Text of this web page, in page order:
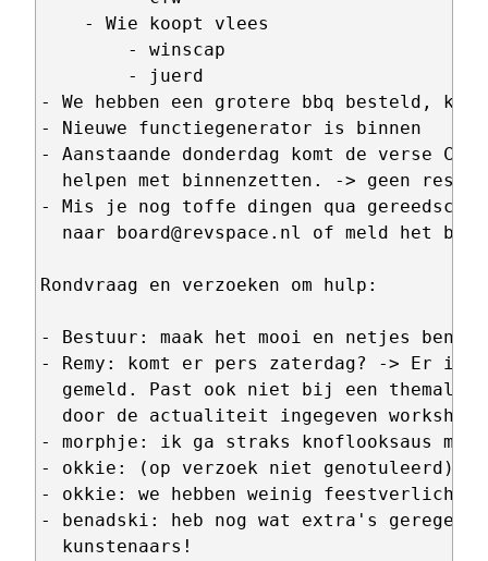
    - Wie koopt vlees
        - winscap
        - juerd
- We hebben een grotere bbq besteld,
- Nieuwe functiegenerator is binnen
- Aanstaande donderdag komt de verse
helpen met binnenzetten. -> geen
- Mis je nog toffe dingen qua
naar board@revspace.nl of meld het bij
Rondvraag en verzoeken om hulp:
- Bestuur: maak het mooi en netjes
- Remy: komt er pers zaterdag? -> Er is
gemeld. Past ook niet bij een
  door de actualiteit ingegeven workshop.
- morphje: ik ga straks knoflooksaus
- okkie: (op verzoek niet genotuleerd)
- okkie: we hebben weinig
- benadski: heb nog wat extra's
  kunstenaars!